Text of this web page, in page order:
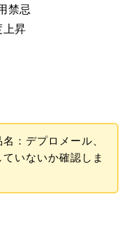
禁忌
昇
：デプロメール、
いないか確認しま